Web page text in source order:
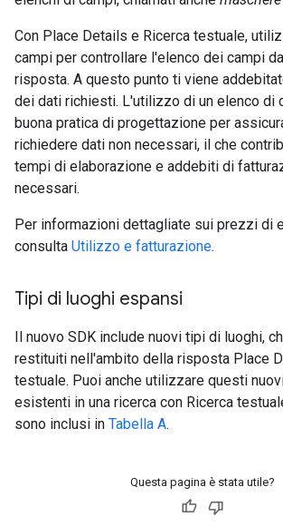
Con Place Details e Ricerca testuale,
campi per controllare l'elenco dei campi
risposta. A questo punto ti viene
dei dati richiesti. L'utilizzo di un elenco di
buona pratica di progettazione per
richiedere dati non necessari, il che
tempi di elaborazione e addebiti di
necessari.
Per informazioni dettagliate sui prezzi di
consulta Utilizzo e fatturazione.
Tipi di luoghi espansi
Il nuovo SDK include nuovi tipi di luoghi,
restituiti nell'ambito della risposta Place
testuale. Puoi anche utilizzare questi
esistenti in una ricerca con Ricerca
sono inclusi in Tabella A.
Questa pagina è stata utile?